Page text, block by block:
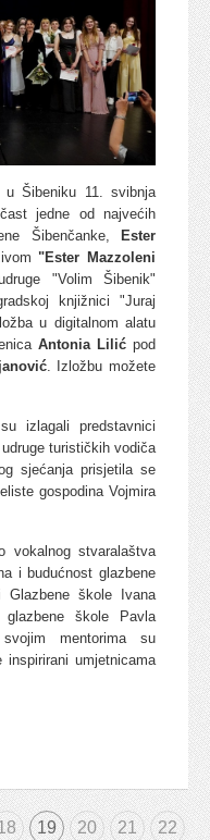
u Šibeniku 11. svibnja
jedne od najvećih
Šibenčanke,
Ester
"Ester Mazzoleni
"Volim Šibenik"
knjižnici "Juraj
u digitalnom alatu
Antonia Lilić pod
. Izložbu možete
izlagali predstavnici
turističkih vodiča
sjećanja prisjetila se
gospodina Vojmira
vokalnog stvaralaštva
i budućnost glazbene
Glazbene škole Ivana
škole Pavla
mentorima su
umjetnicama
19 20 21 22